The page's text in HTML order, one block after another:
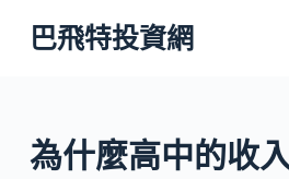
跳
至
內
容
巴飛特投資網
為什麼高中的收